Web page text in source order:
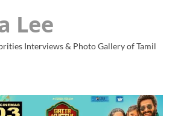
Lee
Interviews & Photo Gallery of Tamil